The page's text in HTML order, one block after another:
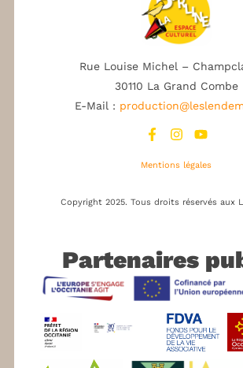
Rue Louise Michel –
30110 La Grand Combe
E-Mail :
Mentions légales
Copyright 2025. Tous droits réservés aux
Partenaires